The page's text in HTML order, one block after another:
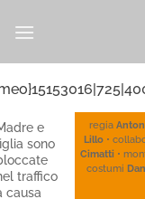
e
sono
traffico
causa
regia
Lillo •
Cimatti •
costumi